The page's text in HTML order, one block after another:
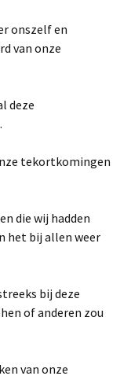
onszelf en
van onze
deze
tekortkomingen
die wij hadden
het bij allen weer
bij deze
of anderen zou
van onze